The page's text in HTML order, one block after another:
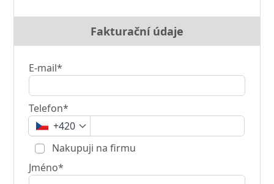
Fakturační údaje
E-mail*
Telefon*
+420
Nakupuji na firmu
Jméno*